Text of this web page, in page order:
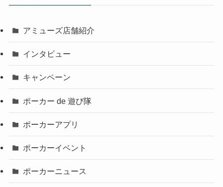
アミューズ店舗紹介
インタビュー
キャンペーン
ポーカー de 遊び隊
ポーカーアプリ
ポーカーイベント
ポーカーニュース